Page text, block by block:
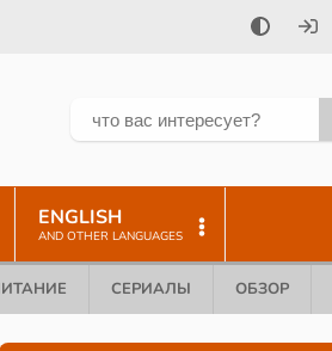
ENGLISH
AND OTHER LANGUAGES
СЕРИАЛЫ ОБЗОР